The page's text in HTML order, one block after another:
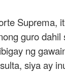
Suprema,
guro dahil
ng
siya ay